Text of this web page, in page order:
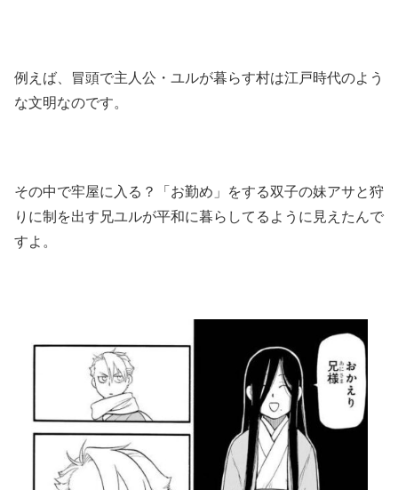
例えば、冒頭で主人公・ユルが暮らす村は江戸時代のよう
な文明なのです。
その中で牢屋に入る？「お勤め」をする双子の妹アサと狩
りに制を出す兄ユルが平和に暮らしてるように見えたんで
すよ。